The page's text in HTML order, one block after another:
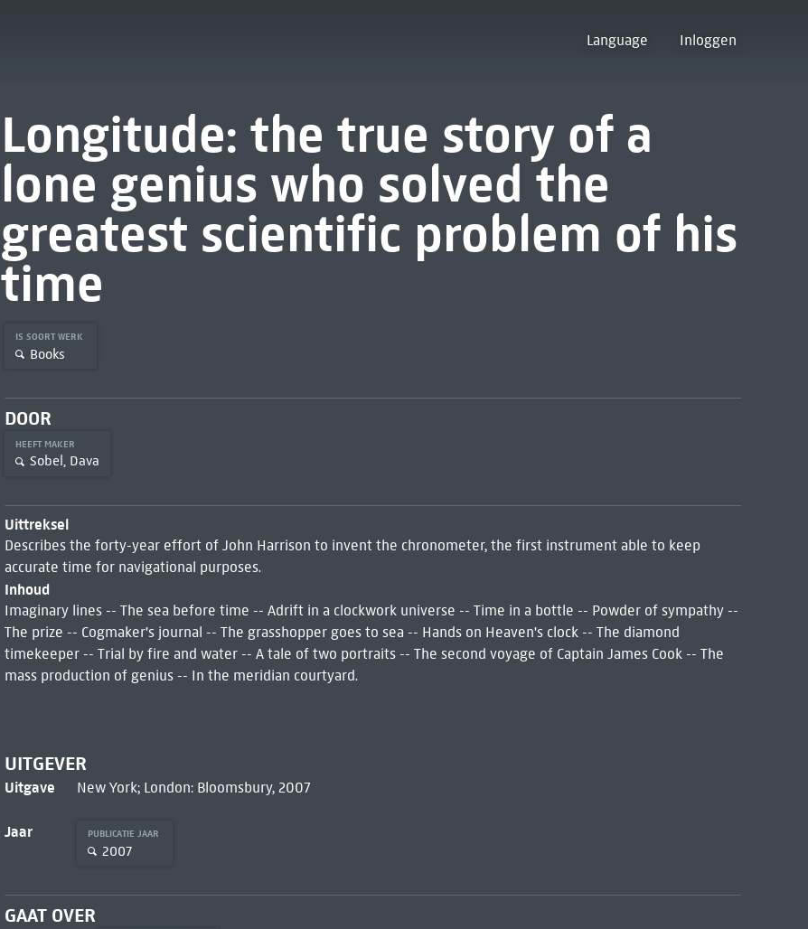
Language Inloggen
Longitude: the true story of a
lone genius who solved the
greatest scientific problem of his
time
IS SOORT WERK
Books
DOOR
HEEFT MAKER
Sobel, Dava
Uittreksel
Describes the forty-year effort of John Harrison to invent the chronometer, the first instrument able to keep
accurate time for navigational purposes.
Inhoud
Imaginary lines -- The sea before time -- Adrift in a clockwork universe -- Time in a bottle -- Powder of sympathy --
The prize -- Cogmaker's journal -- The grasshopper goes to sea -- Hands on Heaven's clock -- The diamond
timekeeper -- Trial by fire and water -- A tale of two portraits -- The second voyage of Captain James Cook -- The
mass production of genius -- In the meridian courtyard.
UITGEVER
Uitgave New York; London: Bloomsbury, 2007
Jaar PUBLICATIE JAAR
2007
GAAT OVER